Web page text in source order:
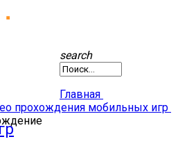
search
Главная
прохождения мобильных игр